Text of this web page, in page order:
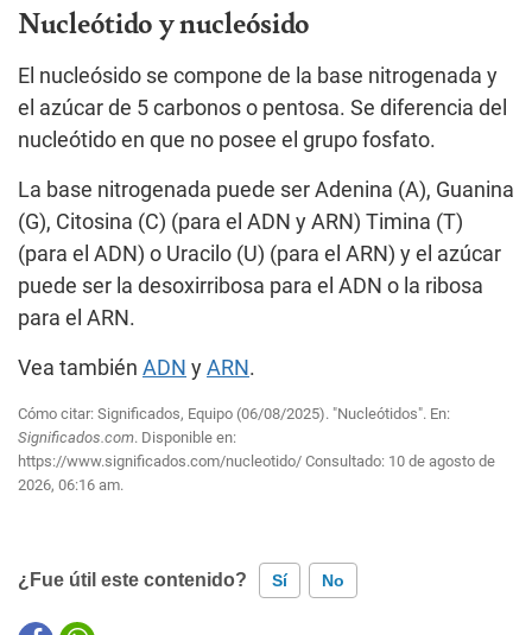
Nucleótido y nucleósido
El nucleósido se compone de la base nitrogenada y
el azúcar de 5 carbonos o pentosa. Se diferencia del
nucleótido en que no posee el grupo fosfato.
La base nitrogenada puede ser Adenina (A), Guanina
(G), Citosina (C) (para el ADN y ARN) Timina (T)
(para el ADN) o Uracilo (U) (para el ARN) y el azúcar
puede ser la desoxirribosa para el ADN o la ribosa
para el ARN.
Vea también ADN y ARN .
Cómo citar: Significados, Equipo (06/08/2025). "Nucleótidos". En:
Significados.com. Disponible en:
https://www.significados.com/nucleotido/ Consultado: 10 de agosto de
2026, 06:16 am.
¿Fue útil este contenido? Sí No